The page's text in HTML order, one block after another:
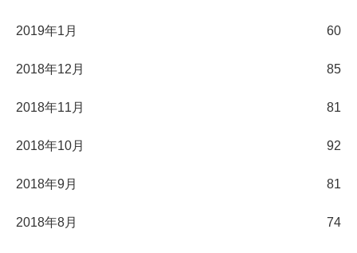
2019年1月 60
2018年12月 85
2018年11月 81
2018年10月 92
2018年9月 81
2018年8月 74